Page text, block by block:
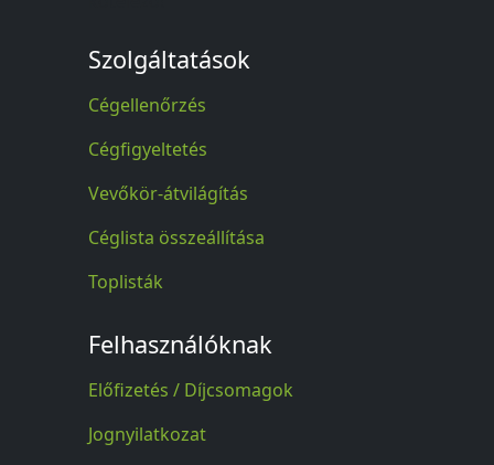
Szolgáltatások
Cégellenőrzés
Cégfigyeltetés
Vevőkör-átvilágítás
Céglista összeállítása
Toplisták
Felhasználóknak
Előfizetés / Díjcsomagok
Jognyilatkozat